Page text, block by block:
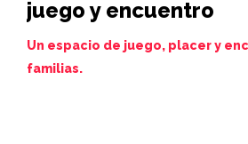
juego y encuentro
Un espacio de juego, placer y
familias.